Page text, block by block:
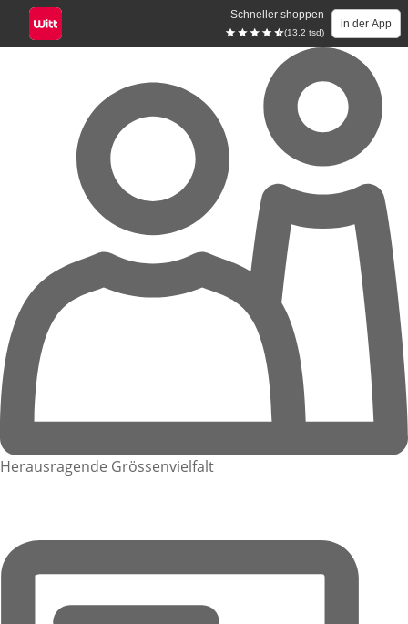
Schneller shoppen
(13.2 tsd)
in der App
Herausragende Grössenvielfalt